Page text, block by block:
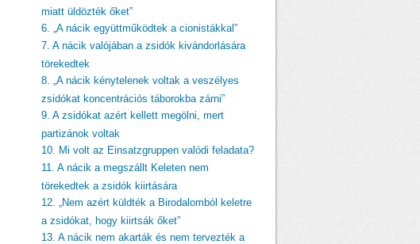
miatt üldözték őket”
6. „A nácik együttműködtek a cionistákkal”
7. A nácik valójában a zsidók kivándorlására
törekedtek
8. „A nácik kénytelenek voltak a veszélyes
zsidókat koncentrációs táborokba zárni”
9. A zsidókat azért kellett megölni, mert
partizánok voltak
10. Mi volt az Einsatzgruppen valódi feladata?
11. A nácik a megszállt Keleten nem
törekedtek a zsidók kiirtására
12. „Nem azért küldték a Birodalomból keletre
a zsidókat, hogy kiirtsák őket”
13. A nácik nem akarták és nem tervezték a